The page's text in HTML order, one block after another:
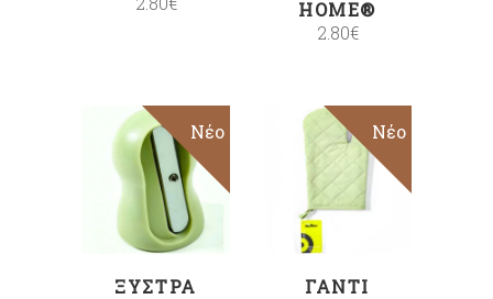
HOME®
2.80€
Νέο
ΠΡΟΣΘΉΚΗ
ΣΤΟ ΚΑΛΆΘΙ
ΞΎΣΤΡΑ
Νέο
ΠΡΟΣΘΉΚΗ
ΣΤΟ ΚΑΛΆΘΙ
ΓΆΝΤΙ